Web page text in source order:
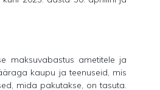
maksuvabastus ametitele ja
kaupu ja teenuseid, mis
mida pakutakse, on tasuta.